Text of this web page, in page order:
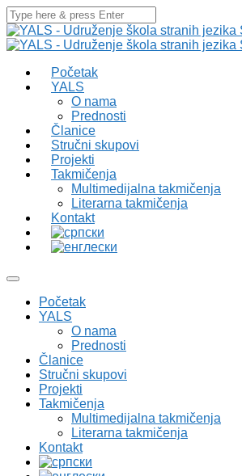
Početak
YALS
O nama
Prednosti
Članice
Stručni skupovi
Projekti
Takmičenja
Multimedijalna takmičenja
Literarna takmičenja
Kontakt
Početak
YALS
O nama
Prednosti
Članice
Stručni skupovi
Projekti
Takmičenja
Multimedijalna takmičenja
Literarna takmičenja
Kontakt